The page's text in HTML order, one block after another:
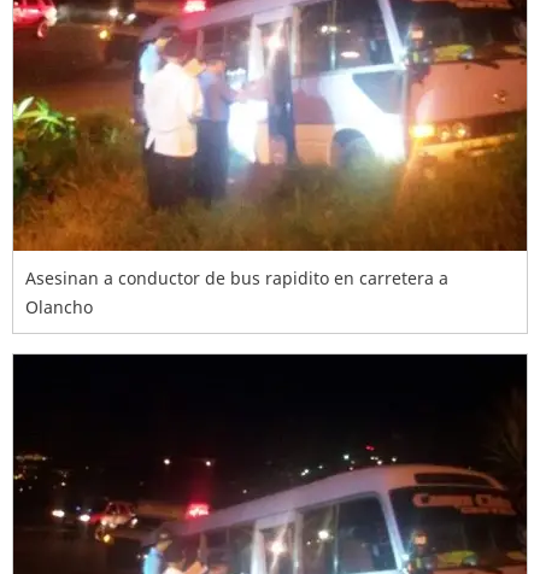
Asesinan a conductor de bus rapidito en carretera a
Olancho